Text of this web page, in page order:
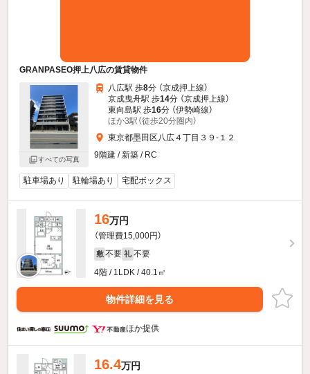
GRANPASEO押上八広の賃貸物件
すべての写真
八広駅 歩8分 （京成押上線）
京成曳舟駅 歩14分 （京成押上線）
東向島駅 歩16分 （伊勢崎線）
ほか3駅（徒歩20分圏内）
東京都墨田区八広４丁目３９-１２
9階建 / 新築 / RC
駐車場あり 駐輪場あり 宅配ボックス
16万円
（管理費15,000円）
敷 不要 礼 不要
4階 / 1LDK / 40.1㎡
物件詳細を見る
ほか提供
16.4万円